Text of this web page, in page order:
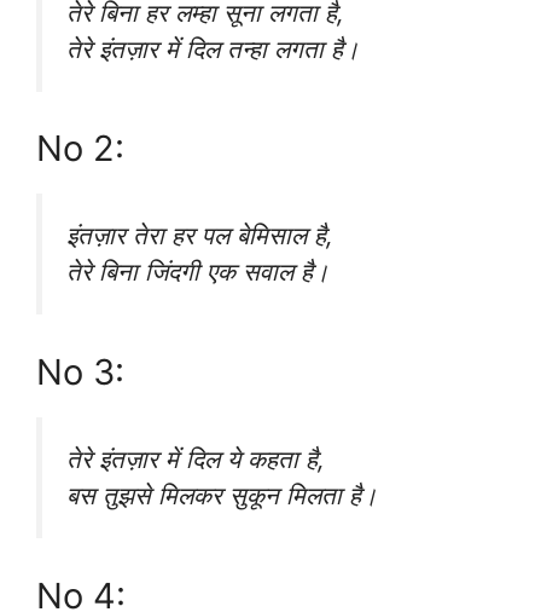
तेरे बिना हर लम्हा सूना लगता है,
तेरे इंतज़ार में दिल तन्हा लगता है।
No 2:
इंतज़ार तेरा हर पल बेमिसाल है,
तेरे बिना जिंदगी एक सवाल है।
No 3:
तेरे इंतज़ार में दिल ये कहता है,
बस तुझसे मिलकर सुकून मिलता है।
No 4: